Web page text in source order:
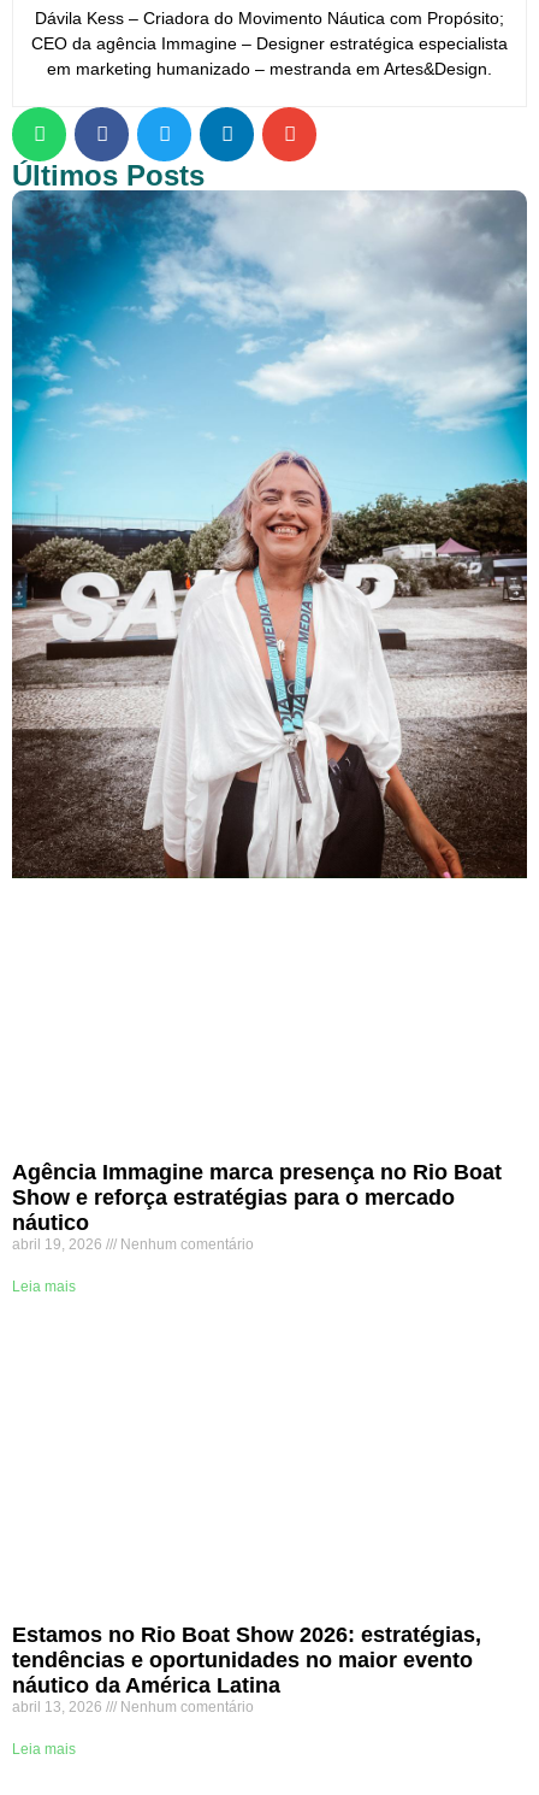
Dávila Kess – Criadora do Movimento Náutica com Propósito;
CEO da agência Immagine – Designer estratégica especialista
em marketing humanizado – mestranda em Artes&Design.
Últimos Posts
Agência Immagine marca presença no Rio Boat
Show e reforça estratégias para o mercado
náutico
abril 19, 2026 Nenhum comentário
Leia mais
Estamos no Rio Boat Show 2026: estratégias,
tendências e oportunidades no maior evento
náutico da América Latina
abril 13, 2026 Nenhum comentário
Leia mais